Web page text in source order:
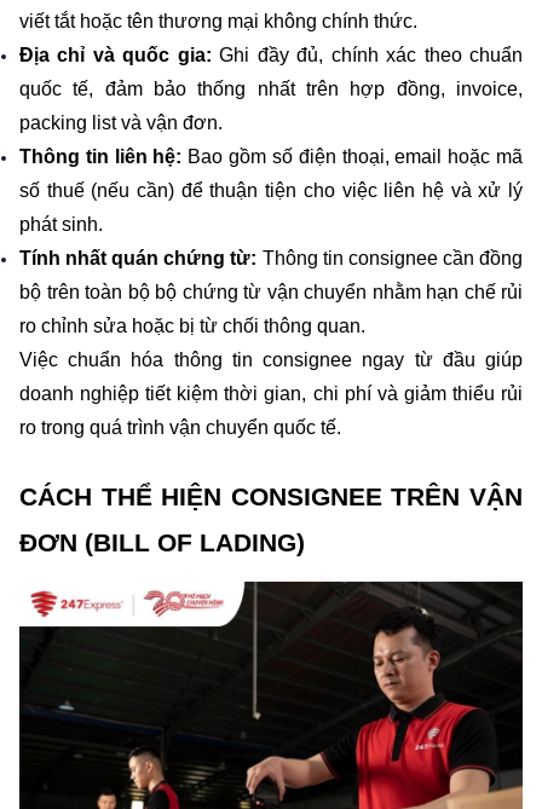
viết tắt hoặc tên thương mại không chính thức.
Địa chỉ và quốc gia: Ghi đầy đủ, chính xác theo chuẩn
quốc tế, đảm bảo thống nhất trên hợp đồng, invoice,
packing list và vận đơn.
Thông tin liên hệ: Bao gồm số điện thoại, email hoặc mã
số thuế (nếu cần) để thuận tiện cho việc liên hệ và xử lý
phát sinh.
Tính nhất quán chứng từ: Thông tin consignee cần đồng
bộ trên toàn bộ bộ chứng từ vận chuyển nhằm hạn chế rủi
ro chỉnh sửa hoặc bị từ chối thông quan.
Việc chuẩn hóa thông tin consignee ngay từ đầu giúp
doanh nghiệp tiết kiệm thời gian, chi phí và giảm thiểu rủi
ro trong quá trình vận chuyển quốc tế.
CÁCH THỂ HIỆN CONSIGNEE TRÊN VẬN
ĐƠN (BILL OF LADING)